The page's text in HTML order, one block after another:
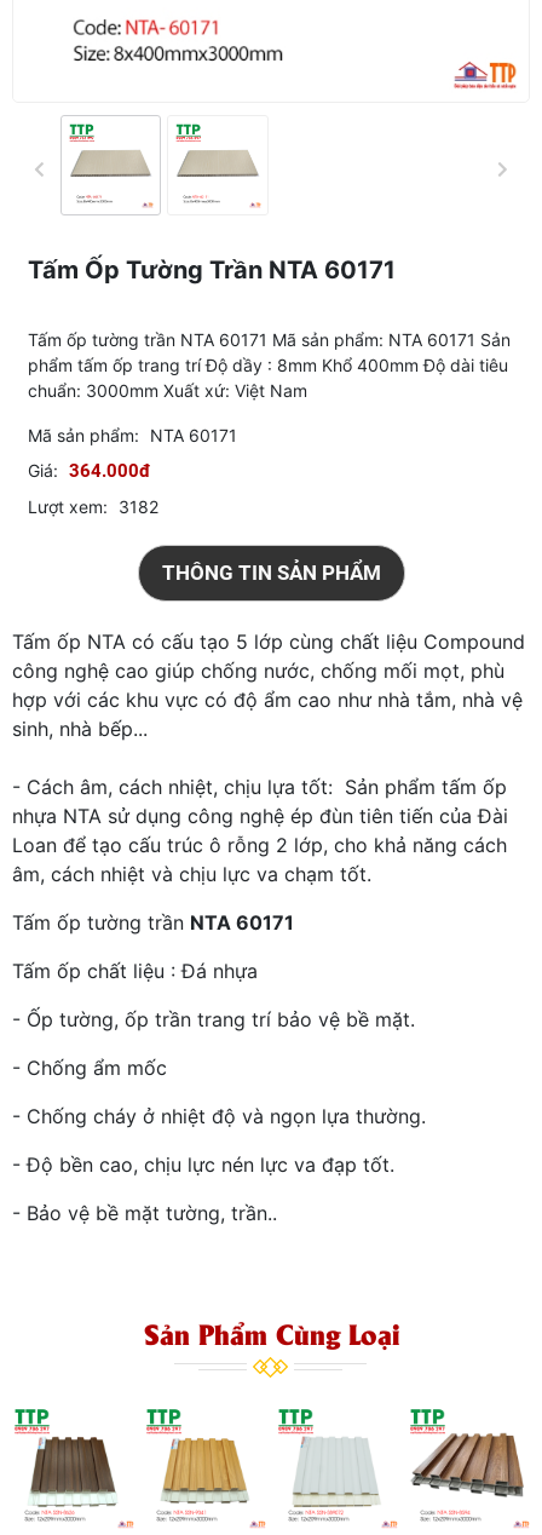
Tấm Ốp Tường Trần NTA 60171
Tấm ốp tường trần NTA 60171 Mã sản phẩm: NTA 60171 Sản
phẩm tấm ốp trang trí Độ dầy : 8mm Khổ 400mm Độ dài tiêu
chuẩn: 3000mm Xuất xứ: Việt Nam
Mã sản phẩm:
NTA 60171
Giá: 364.000đ
Lượt xem: 3182
THÔNG TIN SẢN PHẨM
Tấm ốp NTA có cấu tạo 5 lớp cùng chất liệu Compound
công nghệ cao giúp chống nước, chống mối mọt, phù
hợp với các khu vực có độ ẩm cao như nhà tắm, nhà vệ
sinh, nhà bếp...
- Cách âm, cách nhiệt, chịu lựa tốt: Sản phẩm tấm ốp
nhựa NTA sử dụng công nghệ ép đùn tiên tiến của Đài
Loan để tạo cấu trúc ô rỗng 2 lớp, cho khả năng cách
âm, cách nhiệt và chịu lực va chạm tốt.
Tấm ốp tường trần NTA 60171
Tấm ốp chất liệu : Đá nhựa
- Ốp tường, ốp trần trang trí bảo vệ bề mặt.
- Chống ẩm mốc
- Chống cháy ở nhiệt độ và ngọn lựa thường.
- Độ bền cao, chịu lực nén lực va đạp tốt.
- Bảo vệ bề mặt tường, trần..
Sản Phẩm Cùng Loại